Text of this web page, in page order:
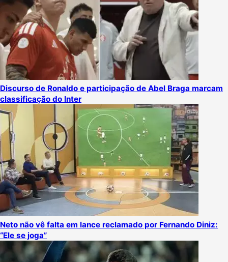
Discurso de Ronaldo e participação de Abel Braga marcam
classificação do Inter
Neto não vê falta em lance reclamado por Fernando Diniz:
“Ele se joga”